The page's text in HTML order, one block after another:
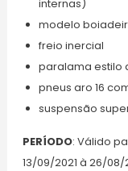
internas)
modelo
freio inercial
paralama estilo
pneus aro 16
suspensão
PERÍODO: Válido
13/09/2021 à 26/08/